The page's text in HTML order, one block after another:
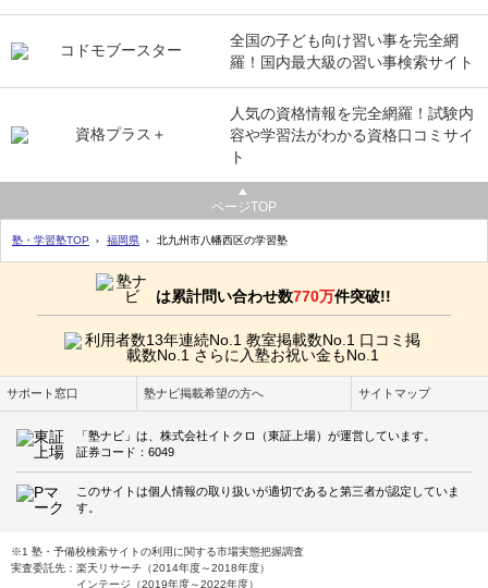
全国の子ども向け習い事を完全網
羅！国内最大級の習い事検索サイト
人気の資格情報を完全網羅！試験内
容や学習法がわかる資格口コミサイ
ト
ページTOP
塾・学習塾TOP 福岡県 北九州市八幡西区の学習塾
は累計問い合わせ数770万件突破!!
サポート窓口 塾ナビ掲載希望の方へ サイトマップ
「塾ナビ」は、株式会社イトクロ（東証上場）が運営しています。
証券コード：6049
このサイトは個人情報の取り扱いが適切であると第三者が認定していま
す。
※1 塾・予備校検索サイトの利用に関する市場実態把握調査
実査委託先：楽天リサーチ（2014年度～2018年度）
インテージ（2019年度～2022年度）